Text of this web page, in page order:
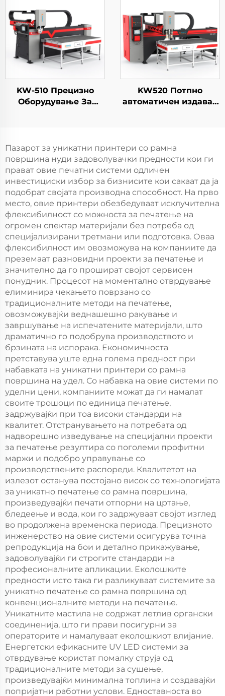
KW-510 Прецизно
Оборудување За
Шасија Кабинетски
Врата Пенска Машина
KW520 Потпно
автоматичен издавач
полиуретан печатење,
новоенергетска
машина за пенски
пломби, машина за
правење на
полиуретан пломби
Пазарот за уникатни принтери со рамна
површина нуди задоволувачки предности кои ги
прават овие печатни системи одличен
инвестициски избор за бизнисите кои сакаат да ја
подобрат својата производна способност. На прво
место, овие принтери обезбедуваат исклучителна
флексибилност со можноста за печатење на
огромен спектар материјали без потреба од
специјализирани третмани или подготовка. Оваа
флексибилност им овозможува на компаниите да
преземаат разновидни проекти за печатење и
значително да го прошират својот сервисен
понудник. Процесот на моментално отврдување
елиминира чекањето поврзано со
традиционалните методи на печатење,
овозможувајќи веднашешно ракување и
завршување на испечатените материјали, што
драматично го подобрува производството и
брзината на испорака. Економичноста
претставува уште една голема предност при
набавката на уникатни принтери со рамна
површина на удел. Со набавка на овие системи по
уделни цени, компаниите можат да ги намалат
своите трошоци по единица печатење,
задржувајќи при тоа високи стандарди на
квалитет. Отстранувањето на потребата од
надворешно изведување на специјални проекти
за печатење резултира со поголеми профитни
маржи и подобро управување со
производствените распореди. Квалитетот на
излезот останува постојано висок со технологијата
за уникатно печатење со рамна површина,
произведувајќи печати отпорни на цртање,
бледеење и вода, кои го задржуваат својот изглед
во продолжена временска периода. Прецизното
инженерство на овие системи осигурува точна
репродукција на бои и детално прикажување,
задоволувајќи ги строгите стандарди на
професионалните апликации. Еколошките
предности исто така ги разликуваат системите за
уникатно печатење со рамна површина од
конвенционалните методи на печатење.
Уникатните мастила не содржат летлив органски
соединенија, што ги прави посигурни за
операторите и намалуваат еколошкиот влијание.
Енергетски ефикасните UV LED системи за
отврдување користат помалку струја од
традиционалните методи за сушење,
произведувајќи минимална топлина и создавајќи
попријатни работни услови. Едноставноста во